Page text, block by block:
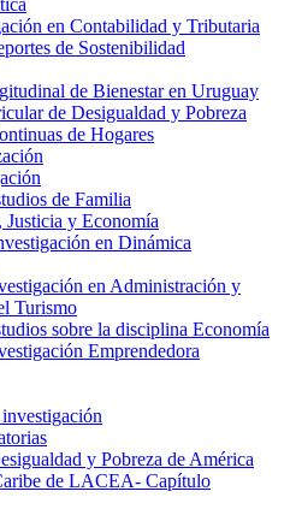
en Contabilidad y Tributaria
de Sostenibilidad
de Bienestar en Uruguay
de Desigualdad y Pobreza
de Hogares
de Familia
Justicia y Economía
en Dinámica
en Administración y
Turismo
sobre la disciplina Economía
Emprendedora
y Pobreza de América
de LACEA- Capítulo